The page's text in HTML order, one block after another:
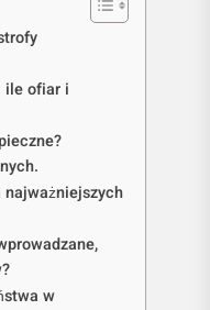
ile ofiar i
w